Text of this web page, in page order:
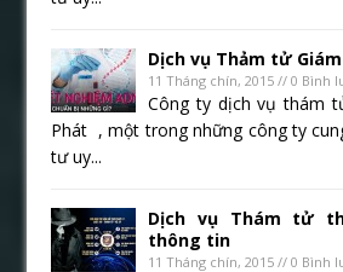
Dịch vụ Thảm tử
11 Tháng chín, 2015 // 0 Bình
Công ty dịch vụ thám
Phát , một trong những công ty
tư uy...
Dịch vụ Thám tử
thông tin
11 Tháng chín, 2015 // 0 Bình